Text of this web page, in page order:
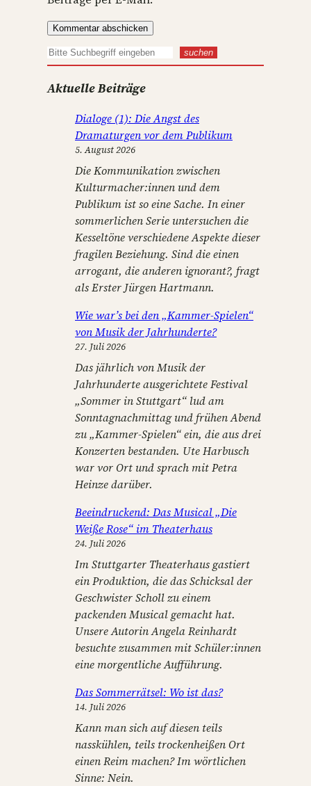
S
c
suchen
Aktuelle Beiträge
Dialoge (1): Die Angst des
Dramaturgen vor dem Publikum
5. August 2026
Die Kommunikation zwischen
Kulturmacher:innen und dem
Publikum ist so eine Sache. In einer
sommerlichen Serie untersuchen die
Kesseltöne verschiedene Aspekte dieser
fragilen Beziehung. Sind die einen
arrogant, die anderen ignorant?, fragt
als Erster Jürgen Hartmann.
Wie war’s bei den „Kammer-Spielen“
von Musik der Jahrhunderte?
27. Juli 2026
Das jährlich von Musik der
Jahrhunderte ausgerichtete Festival
„Sommer in Stuttgart“ lud am
Sonntagnachmittag und frühen Abend
zu „Kammer-Spielen“ ein, die aus drei
Konzerten bestanden. Ute Harbusch
war vor Ort und sprach mit Petra
Heinze darüber.
Beeindruckend: Das Musical „Die
Weiße Rose“ im Theaterhaus
24. Juli 2026
Im Stuttgarter Theaterhaus gastiert
ein Produktion, die das Schicksal der
Geschwister Scholl zu einem
packenden Musical gemacht hat.
Unsere Autorin Angela Reinhardt
besuchte zusammen mit Schüler:innen
eine morgentliche Aufführung.
Das Sommerrätsel: Wo ist das?
14. Juli 2026
Kann man sich auf diesen teils
nasskühlen, teils trockenheißen Ort
einen Reim machen? Im wörtlichen
Sinne: Nein.